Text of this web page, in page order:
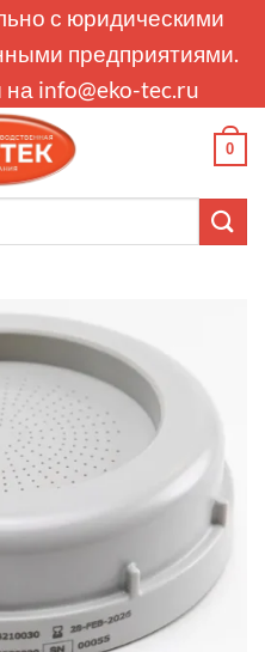
с юридическими
предприятиями.
на info@eko-tec.ru
0